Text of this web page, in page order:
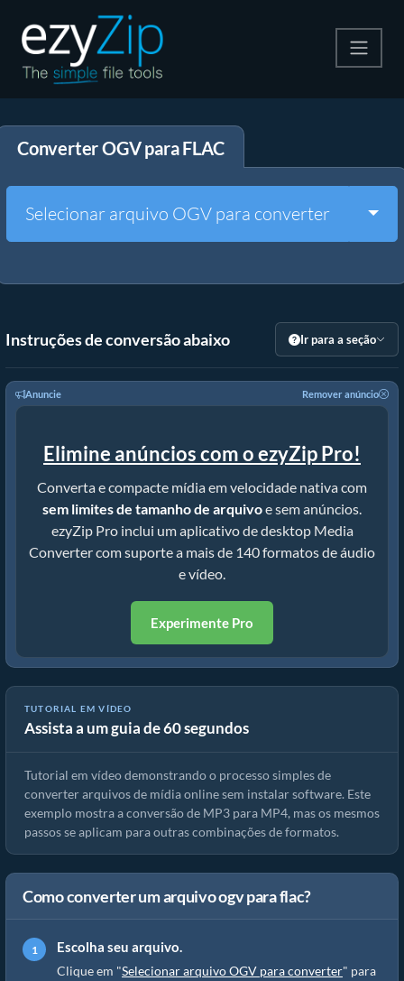
Descompactar
Outras Ferramentas
Converter OGV para FLAC
Selecionar arquivo OGV para converter
Instruções de conversão abaixo Ir para a seção
Anuncie Remover anúncio
Elimine anúncios com o ezyZip Pro!
Converta e compacte mídia em velocidade nativa com
sem limites de tamanho de arquivoe sem anúncios.
ezyZip Pro inclui um aplicativo de desktop Media
Converter com suporte a mais de 140 formatos de áudio
e vídeo.
Experimente Pro
TUTORIAL EM VÍDEO
Assista a um guia de 60 segundos
Como converter arquivos de mídia
Tutorial em vídeo demonstrando o processo simples de
converter arquivos de mídia online sem instalar software. Este
exemplo mostra a conversão de MP3 para MP4, mas os mesmos
passos se aplicam para outras combinações de formatos.
Como converter um arquivo ogv para flac?
Escolha seu arquivo.
Clique em "Selecionar arquivo OGV para converter" para